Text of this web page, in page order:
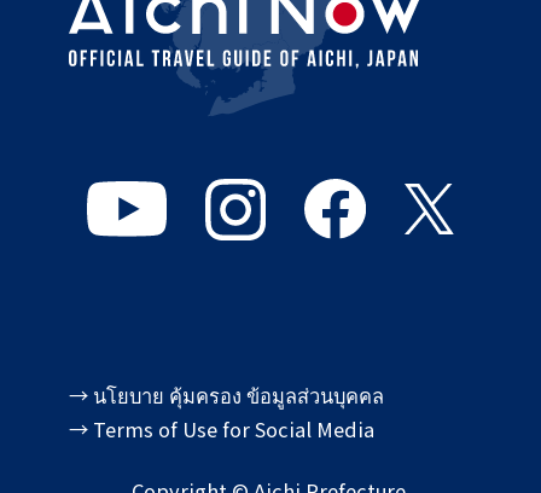
→ นโยบาย คุ้มครอง ข้อมูลส่วนบุคคล
→ Terms of Use for Social Media